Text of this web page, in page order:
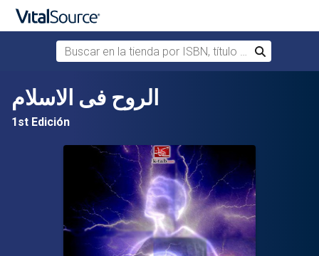
Saltar al contenido principal
Buscar en la tienda por ISBN, título o autor
Buscar
الروح فى الاسلام
1st Edición